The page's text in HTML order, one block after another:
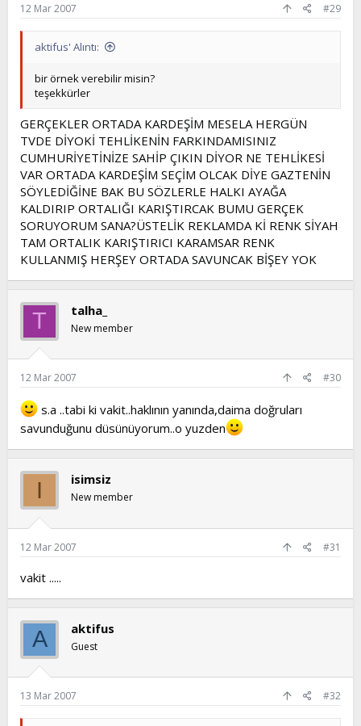
12 Mar 2007 #29
aktifus' Alıntı:
bir örnek verebilir misin?
teşekkürler
GERÇEKLER ORTADA KARDEŞİM MESELA HERGÜN
TVDE DİYOKİ TEHLİKENİN FARKINDAMISINIZ
CUMHURİYETİNİZE SAHİP ÇIKIN DİYOR NE TEHLİKESİ
VAR ORTADA KARDEŞİM SEÇİM OLCAK DİYE GAZTENİN
SÖYLEDİĞİNE BAK BU SÖZLERLE HALKI AYAĞA
KALDIRIP ORTALIĞI KARIŞTIRCAK BUMU GERÇEK
SORUYORUM SANA?ÜSTELİK REKLAMDA Kİ RENK SİYAH
TAM ORTALIK KARIŞTIRICI KARAMSAR RENK
KULLANMIŞ HERŞEY ORTADA SAVUNCAK BİŞEY YOK
T talha_
New member
12 Mar 2007 #30
s.a ..tabi ki vakit..haklının yanında,daima doğruları
savunduğunu düsünüyorum..o yuzden
I isimsiz
New member
12 Mar 2007 #31
vakit .....
A aktifus
Guest
13 Mar 2007 #32